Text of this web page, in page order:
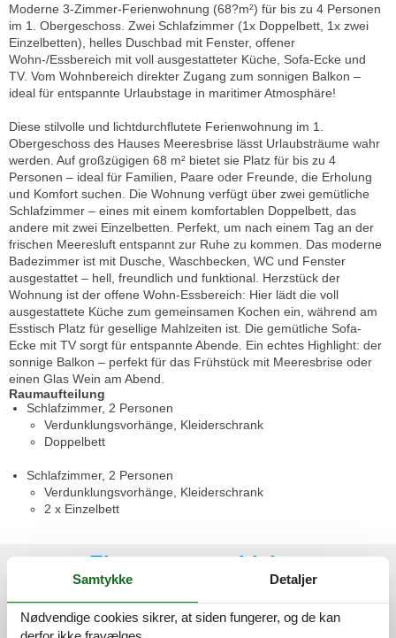
Moderne 3-Zimmer-Ferienwohnung (68?m²) für bis zu 4 Personen
im 1. Obergeschoss. Zwei Schlafzimmer (1x Doppelbett, 1x zwei
Einzelbetten), helles Duschbad mit Fenster, offener
Wohn-/Essbereich mit voll ausgestatteter Küche, Sofa-Ecke und
TV. Vom Wohnbereich direkter Zugang zum sonnigen Balkon –
ideal für entspannte Urlaubstage in maritimer Atmosphäre!
Diese stilvolle und lichtdurchflutete Ferienwohnung im 1.
Obergeschoss des Hauses Meeresbrise lässt Urlaubsträume wahr
werden. Auf großzügigen 68 m² bietet sie Platz für bis zu 4
Personen – ideal für Familien, Paare oder Freunde, die Erholung
und Komfort suchen. Die Wohnung verfügt über zwei gemütliche
Schlafzimmer – eines mit einem komfortablen Doppelbett, das
andere mit zwei Einzelbetten. Perfekt, um nach einem Tag an der
frischen Meeresluft entspannt zur Ruhe zu kommen. Das moderne
Badezimmer ist mit Dusche, Waschbecken, WC und Fenster
ausgestattet – hell, freundlich und funktional. Herzstück der
Wohnung ist der offene Wohn-Essbereich: Hier lädt die voll
ausgestattete Küche zum gemeinsamen Kochen ein, während am
Esstisch Platz für gesellige Mahlzeiten ist. Die gemütliche Sofa-
Ecke mit TV sorgt für entspannte Abende. Ein echtes Highlight: der
sonnige Balkon – perfekt für das Frühstück mit Meeresbrise oder
einen Glas Wein am Abend.
Raumaufteilung
Schlafzimmer, 2 Personen
Verdunklungsvorhänge, Kleiderschrank
Doppelbett
Schlafzimmer, 2 Personen
Verdunklungsvorhänge, Kleiderschrank
2 x Einzelbett
Eksterne anmeldelser
Vores gæsteanmeldelser Eksterne anmeldelser
Samtykke Detaljer
Nødvendige cookies sikrer, at siden fungerer, og de kan